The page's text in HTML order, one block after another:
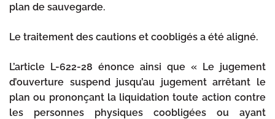
plan de sauvegarde.
Le traitement des cautions et coobligés a été aligné.
L’article L-622-28 énonce ainsi que « Le jugement
d’ouverture suspend jusqu’au jugement arrêtant le
plan ou prononçant la liquidation toute action contre
les personnes physiques coobligées ou ayant